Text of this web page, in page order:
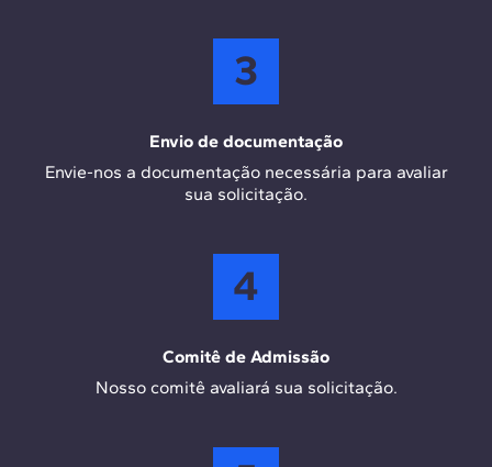
3
Envio de documentação
Envie-nos a documentação necessária para avaliar
sua solicitação.
4
Comitê de Admissão
Nosso comitê avaliará sua solicitação.